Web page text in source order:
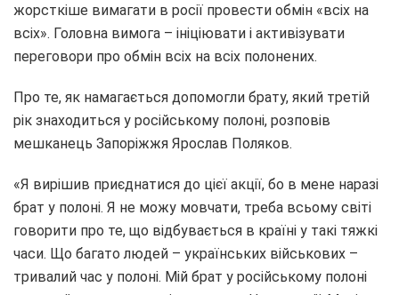
жорсткіше вимагати в росії провести обмін «всіх на
всіх». Головна вимога – ініціювати і активізувати
переговори про обмін всіх на всіх полонених.
Про те, як намагається допомогли брату, який третій
рік знаходиться у російському полоні, розповів
мешканець Запоріжжя Ярослав Поляков.
«Я вирішив приєднатися до цієї акції, бо в мене наразі
брат у полоні. Я не можу мовчати, треба всьому світі
говорити про те, що відбувається в країні у такі тяжкі
часи. Що багато людей – українських військових –
тривалий час у полоні. Мій брат у російському полоні